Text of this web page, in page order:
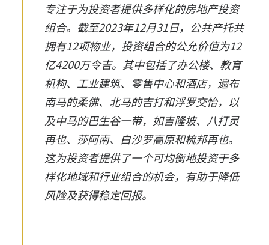
专注于为投资者提供多样化的房地产投资
组合。 截至2023年12月31日，公共产托共
拥有12项物业，投资组合的公允价值为12
亿4200万令吉。其中包括了办公楼、教育
机构、工业建筑、零售中心和酒店，遍布
南马的柔佛、北马的吉打和浮罗交怡，以
及中马的巴生谷一带，如吉隆坡、八打灵
再也、莎阿南、白沙罗高原和梳邦再也。
这为投资者提供了一个可均衡地投资于多
样化地域和行业组合的机会，有助于降低
风险及获得稳定回报。